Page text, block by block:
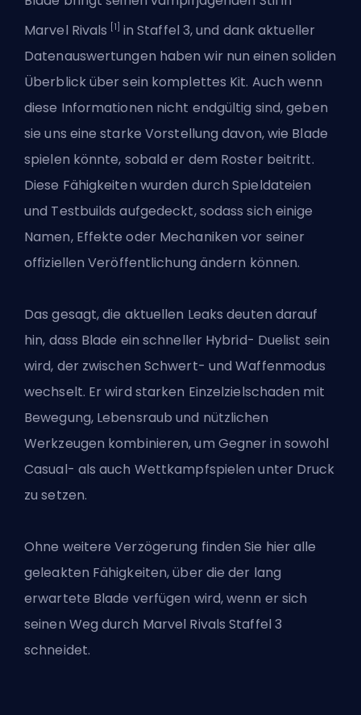
Marvel Rivals
[1] in Staffel 3, und dank aktueller
Datenauswertungen haben wir nun einen soliden
Überblick über sein komplettes Kit. Auch wenn
diese Informationen nicht endgültig sind, geben
sie uns eine starke Vorstellung davon, wie Blade
spielen könnte, sobald er dem Roster beitritt.
Diese Fähigkeiten wurden durch Spieldateien
und Testbuilds aufgedeckt, sodass sich einige
Namen, Effekte oder Mechaniken vor seiner
offiziellen Veröffentlichung ändern können.
Das gesagt, die aktuellen Leaks deuten darauf
hin, dass Blade ein schneller Hybrid- Duelist sein
wird, der zwischen Schwert- und Waffenmodus
wechselt. Er wird starken Einzelzielschaden mit
Bewegung, Lebensraub und nützlichen
Werkzeugen kombinieren, um Gegner in sowohl
Casual- als auch Wettkampfspielen unter Druck
zu setzen.
Ohne weitere Verzögerung finden Sie hier alle
geleakten Fähigkeiten, über die der lang
erwartete Blade verfügen wird, wenn er sich
seinen Weg durch Marvel Rivals Staffel 3
schneidet.